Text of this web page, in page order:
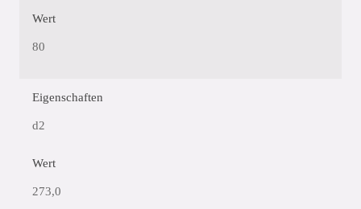
Wert
80
Eigenschaften
d2
Wert
273,0